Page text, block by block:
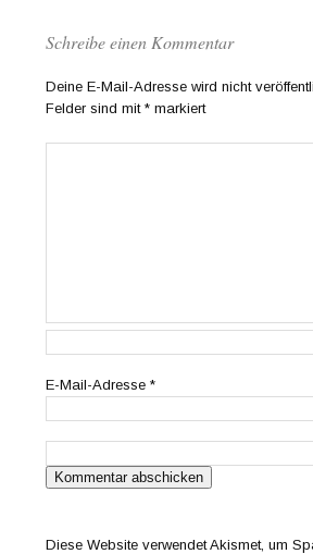
Schreibe einen Kommentar
Deine E-Mail-Adresse wird nicht
Felder sind mit* markiert
E-Mail-Adresse*
Diese Website verwendet Akismet, um